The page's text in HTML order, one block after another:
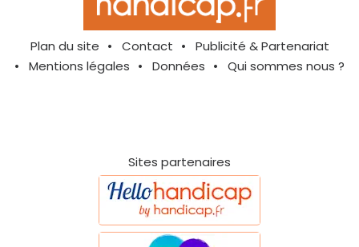
Plan du site Contact
Publicité & Partenariat
Mentions légales
Données Qui sommes nous ?
Sites partenaires